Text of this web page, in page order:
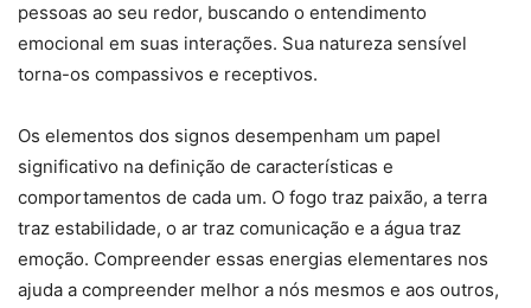
pessoas ao seu redor, buscando o entendimento
emocional em suas interações. Sua natureza sensível
torna-os compassivos e receptivos.
Os elementos dos signos desempenham um papel
significativo na definição de características e
comportamentos de cada um. O fogo traz paixão, a terra
traz estabilidade, o ar traz comunicação e a água traz
emoção. Compreender essas energias elementares nos
ajuda a compreender melhor a nós mesmos e aos outros,